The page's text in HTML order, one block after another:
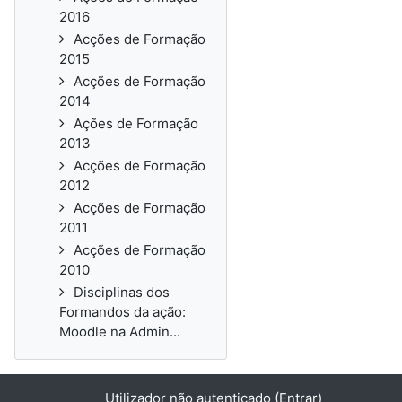
2016
Acções de Formação
2015
Acções de Formação
2014
Ações de Formação
2013
Acções de Formação
2012
Acções de Formação
2011
Acções de Formação
2010
Disciplinas dos
Formandos da ação:
Moodle na Admin...
Utilizador não autenticado (Entrar)